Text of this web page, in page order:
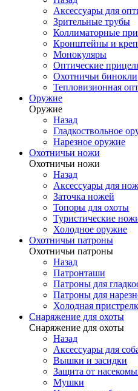
Аксессуары для
Зрительные трубы
Коллиматорные
Кронштейны и
Монокуляры
Оптические
Охотничьи бинокли
Тепловизионная
Оружие
Оружие
Назад
Гладкоствольное
Нарезное оружие
Охотничьи ножи
Охотничьи ножи
Назад
Аксессуары для
Заточка ножей
Топоры для охоты
Туристические
Холодное оружие
Охотничьи патроны
Охотничьи патроны
Назад
Патронташи
Патроны для
Патроны для
Холодная
Снаряжение для охоты
Снаряжение для охоты
Назад
Аксессуары для
Вышки и засидки
Защита от
Мушки